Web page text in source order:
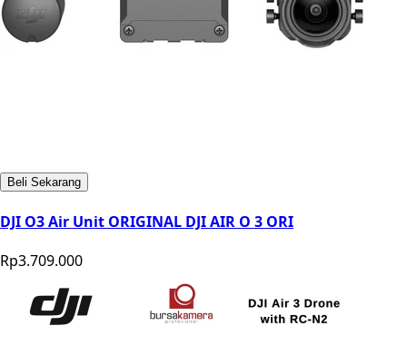
Beli Sekarang
DJI O3 Air Unit ORIGINAL DJI AIR O 3 ORI
Rp3.709.000